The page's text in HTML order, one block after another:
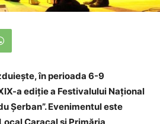
în perioada 6-9
a ediţie a Festivalului Naţional
Şerban”. Evenimentul este
Caracal și Primăria